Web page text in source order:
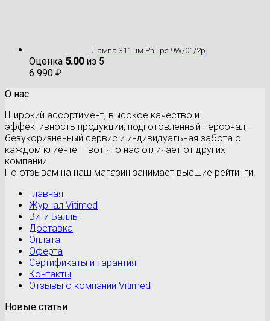
Лампа 311 нм Philips 9W/01/2p
Оценка 5.00из 5
6 990 ₽
О нас
Широкий ассортимент, высокое качество и
эффективность продукции, подготовленный персонал,
безукоризненный сервис и индивидуальная забота о
каждом клиенте – вот что нас отличает от других
компании.
По отзывам на наш магазин занимает высшие рейтинги.
Главная
Журнал Vitimed
Вити Баллы
Доставка
Оплата
Оферта
Сертификаты и гарантия
Контакты
Отзывы о компании Vitimed
Новые статьи